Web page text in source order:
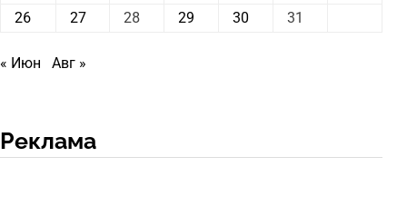
26
27 28 29 30 31
« Июн Авг »
Реклама